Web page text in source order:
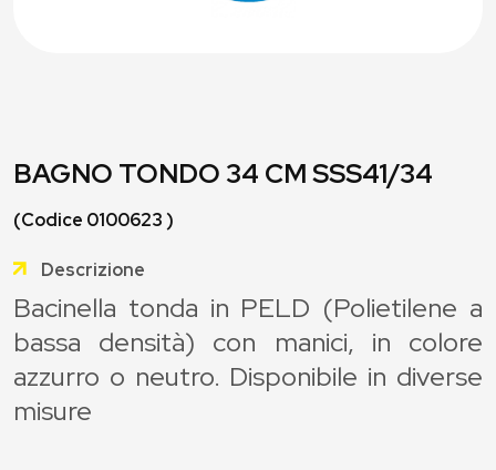
BAGNO TONDO 34 CM SSS41/34
(Codice 0100623 )
Descrizione
Bacinella tonda in PELD (Polietilene a
bassa densità) con manici, in colore
azzurro o neutro. Disponibile in diverse
misure